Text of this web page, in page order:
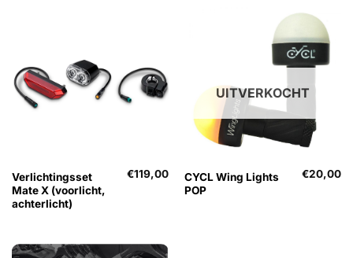
Verlichtingsset
Mate X (voorlicht,
achterlicht)
€119,00
UITVERKOCHT
CYCL Wing Lights
POP
€20,00